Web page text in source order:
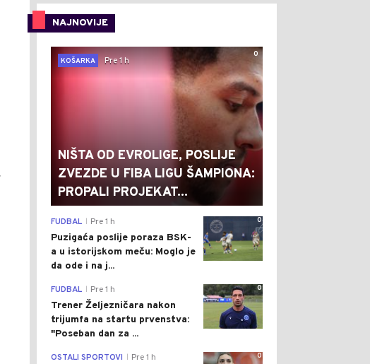
NAJNOVIJE
0
KOŠARKA
Pre 1 h
NIŠTA OD EVROLIGE, POSLIJE
ZVEZDE U FIBA LIGU ŠAMPIONA:
PROPALI PROJEKAT...
0
FUDBAL Pre 1 h
Puzigaća poslije poraza BSK-
a u istorijskom meču: Moglo je
da ode i na j...
0
FUDBAL Pre 1 h
Trener Željezničara nakon
trijumfa na startu prvenstva:
"Poseban dan za ...
0
OSTALI SPORTOVI Pre 1 h